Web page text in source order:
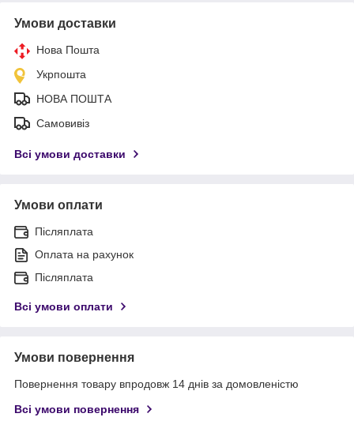
Умови доставки
Нова Пошта
Укрпошта
НОВА ПОШТА
Самовивіз
Всі умови доставки
Умови оплати
Післяплата
Оплата на рахунок
Післяплата
Всі умови оплати
Умови повернення
Повернення товару впродовж 14 днів за домовленістю
Всі умови повернення